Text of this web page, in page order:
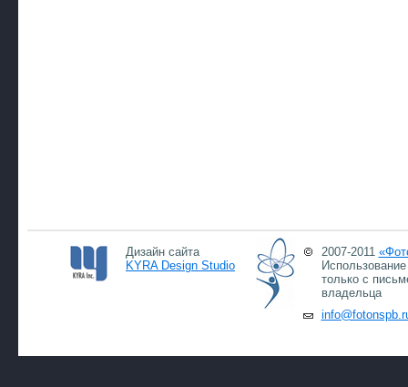
Дизайн сайта
KYRA Design Studio
2007-2011
только с
владельца